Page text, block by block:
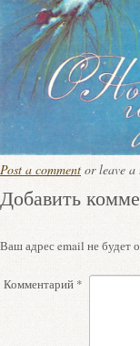
Post a comment or leave a
Добавить
Ваш адрес email не будет
Комментарий *